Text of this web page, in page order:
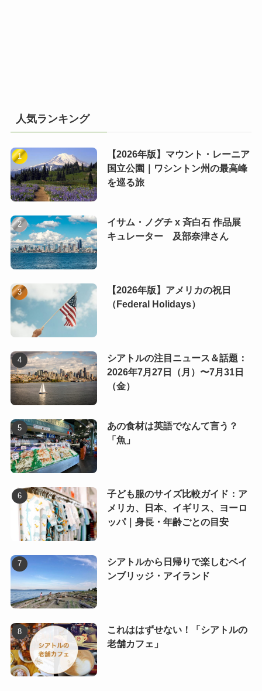
人気ランキング
【2026年版】マウント・レーニア
国立公園｜ワシントン州の最高峰
を巡る旅
イサム・ノグチ x 斉白石 作品展
キュレーター 及部奈津さん
【2026年版】アメリカの祝日
（Federal Holidays）
シアトルの注目ニュース＆話題：
2026年7月27日（月）〜7月31日
（金）
あの食材は英語でなんて言う？
「魚」
子ども服のサイズ比較ガイド：ア
メリカ、日本、イギリス、ヨーロ
ッパ｜身長・年齢ごとの目安
シアトルから日帰りで楽しむベイ
ンブリッジ・アイランド
これははずせない！「シアトルの
老舗カフェ」